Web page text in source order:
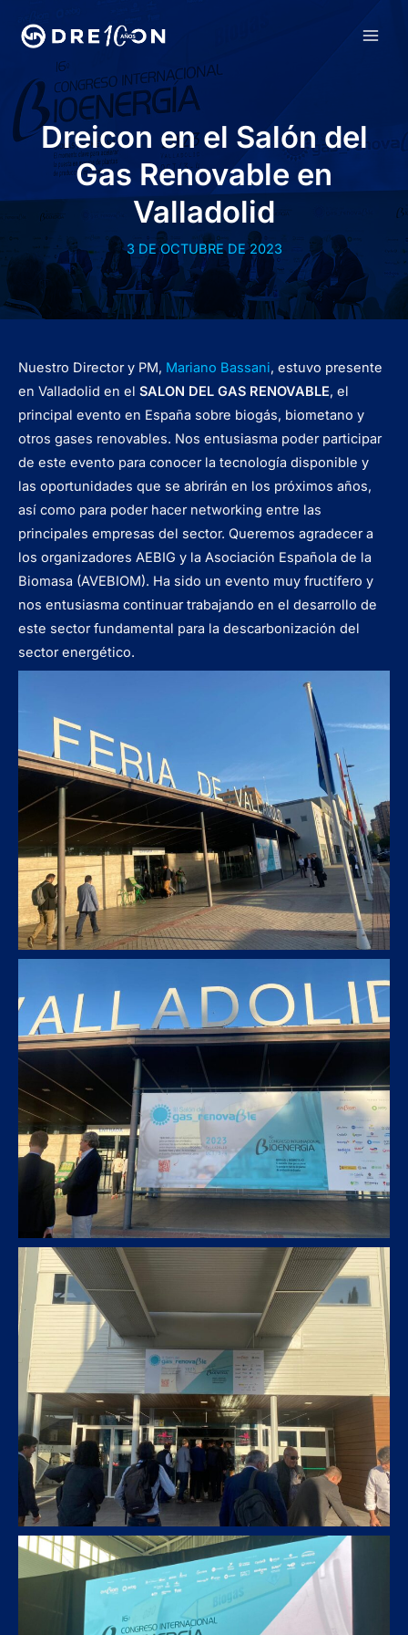
contenido
Dreicon en el Salón del
Gas Renovable en
Valladolid
3 DE OCTUBRE DE 2023
Nuestro Director y PM, Mariano Bassani, estuvo presente
en Valladolid en el SALON DEL GAS RENOVABLE, el
principal evento en España sobre biogás, biometano y
otros gases renovables. Nos entusiasma poder participar
de este evento para conocer la tecnología disponible y
las oportunidades que se abrirán en los próximos años,
así como para poder hacer networking entre las
principales empresas del sector. Queremos agradecer a
los organizadores AEBIG y la Asociación Española de la
Biomasa (AVEBIOM). Ha sido un evento muy fructífero y
nos entusiasma continuar trabajando en el desarrollo de
este sector fundamental para la descarbonización del
sector energético.